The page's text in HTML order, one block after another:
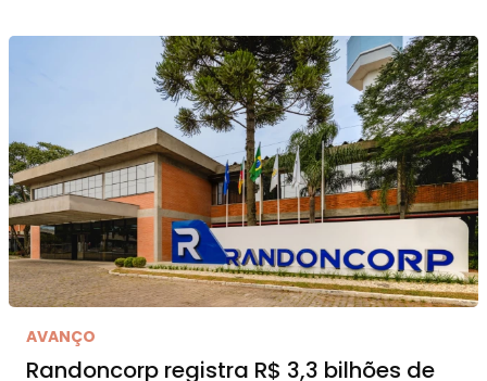
AVANÇO
Randoncorp registra R$ 3,3 bilhões de